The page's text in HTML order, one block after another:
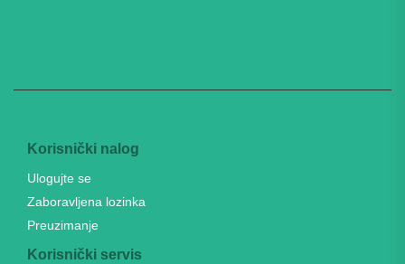
Korisnički nalog
Ulogujte se
Zaboravljena lozinka
Preuzimanje
Korisnički servis